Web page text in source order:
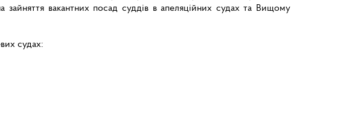
зайняття вакантних посад суддів в апеляційних судах та Вищому
судах: